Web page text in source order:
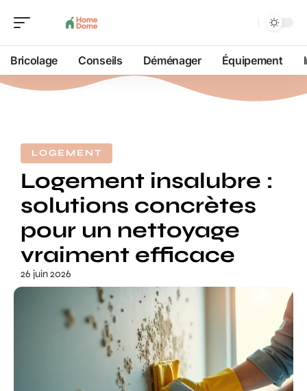
Bricolage Conseils Déménager Équipement
LOGEMENT
Logement insalubre :
solutions concrètes
pour un nettoyage
vraiment efficace
26 juin 2026